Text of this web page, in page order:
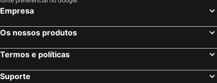
Empresa
Os nossos produtos
Termos e políticas
Suporte